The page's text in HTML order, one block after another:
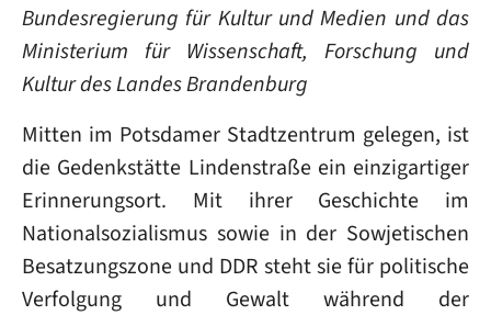
Bundesregierung für Kultur und Medien und das
Ministerium für Wissenschaft, Forschung und
Kultur des Landes Brandenburg
Mitten im Potsdamer Stadtzentrum gelegen, ist
die Gedenkstätte Lindenstraße ein einzigartiger
Erinnerungsort. Mit ihrer Geschichte im
Nationalsozialismus sowie in der Sowjetischen
Besatzungszone und DDR steht sie für politische
Verfolgung und Gewalt während der